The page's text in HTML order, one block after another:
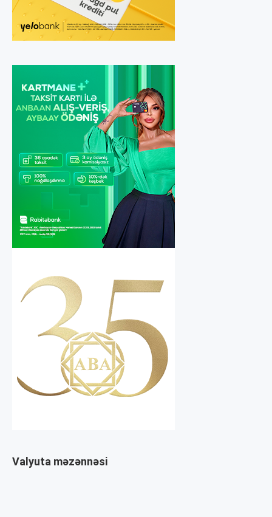
Valyuta məzənnəsi